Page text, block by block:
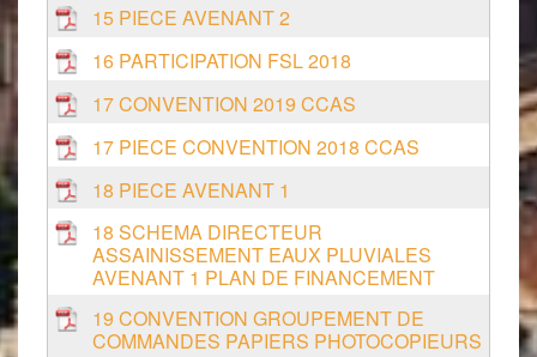
15 PIECE AVENANT 2
16 PARTICIPATION FSL 2018
17 CONVENTION 2019 CCAS
17 PIECE CONVENTION 2018 CCAS
18 PIECE AVENANT 1
18 SCHEMA DIRECTEUR
ASSAINISSEMENT EAUX PLUVIALES
AVENANT 1 PLAN DE FINANCEMENT
19 CONVENTION GROUPEMENT DE
COMMANDES PAPIERS PHOTOCOPIEURS